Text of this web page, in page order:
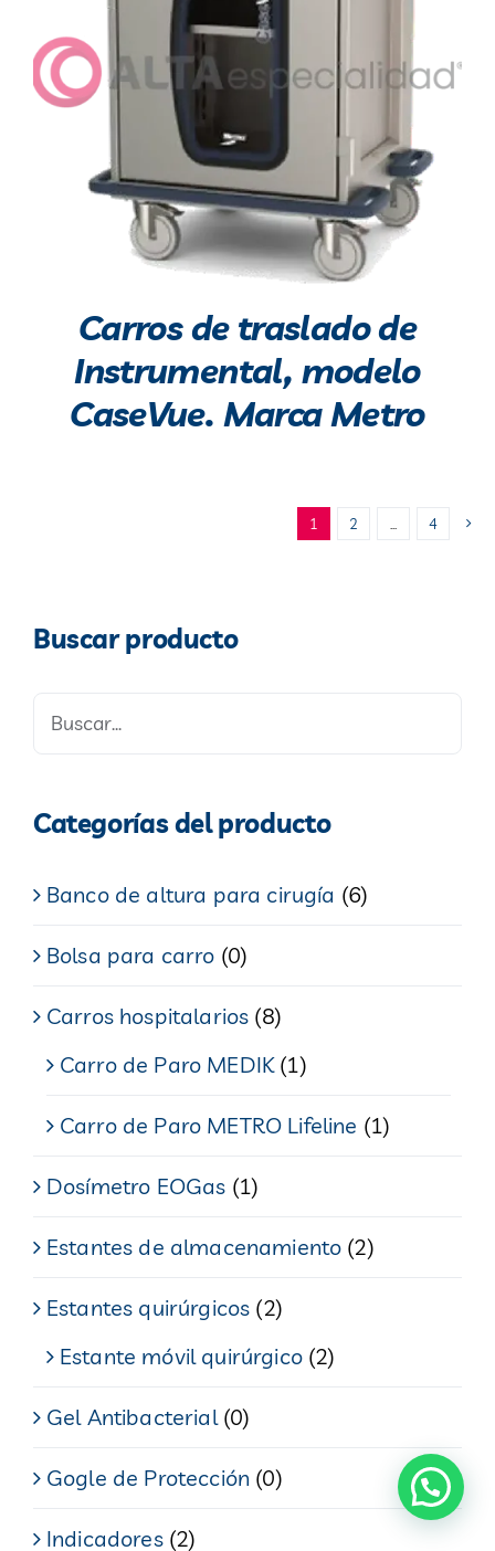
Carros de traslado de
Instrumental, modelo
CaseVue. Marca Metro
1 2 4
Buscar producto
Categorías del producto
Banco de altura para cirugía (6)
Bolsa para carro (0)
Carros hospitalarios (8)
Carro de Paro MEDIK (1)
Carro de Paro METRO Lifeline (1)
Dosímetro EOGas (1)
Estantes de almacenamiento (2)
Estantes quirúrgicos (2)
Estante móvil quirúrgico (2)
Gel Antibacterial (0)
Gogle de Protección (0)
Indicadores (2)